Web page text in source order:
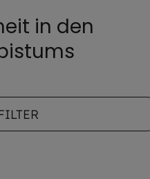
in den